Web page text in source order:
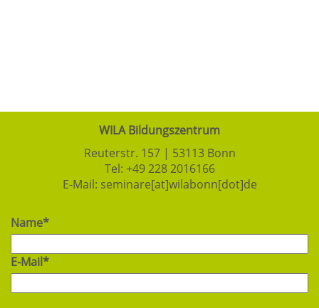
WILA Bildungszentrum
Reuterstr. 157 | 53113 Bonn
Tel: +49 228 2016166
E-Mail: seminare[at]wilabonn[dot]de
Name*
E-Mail*